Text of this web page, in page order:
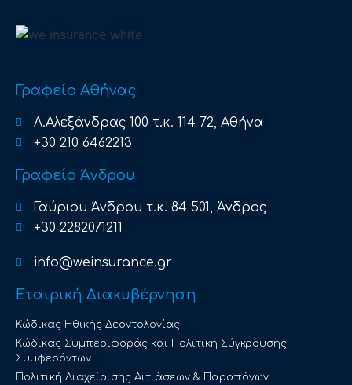
Γραφείο Αθήνας
Λ.Αλεξάνδρας 100 τ.κ. 114 72, Αθήνα
+30 210 6462213
Γραφείο Άνδρου
Γαύριου Άνδρου τ.κ. 84 501, Άνδρος
+30 2282071211
info@weinsurance.gr
Εταιρική Διακυβέρνηση
Κώδικας Ηθικής Δεοντολογίας
Κώδικας Συμπεριφοράς και Πολιτική Σύγκρουσης
Συμφερόντων
Πολιτική Διαχείρισης Αιτιάσεων & Παραπόνων